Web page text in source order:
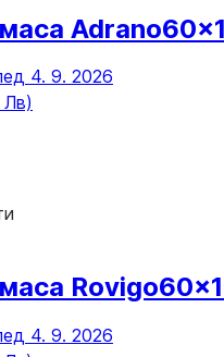
Adrano
4. 9. 2026
Rovigo
4. 9. 2026